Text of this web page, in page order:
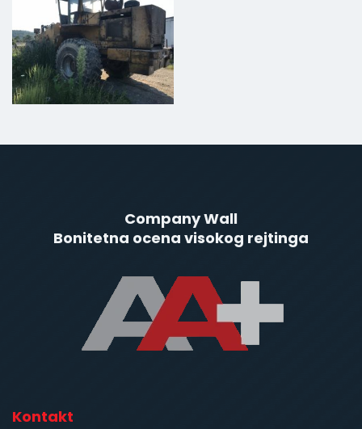
Company Wall
Bonitetna ocena visokog rejtinga
Kontakt